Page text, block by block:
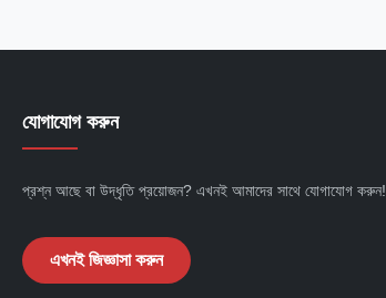
যোগাযোগ করুন
প্রশ্ন আছে বা উদ্ধৃতি প্রয়োজন? এখনই আমাদের সাথে যোগাযোগ করুন!
এখনই জিজ্ঞাসা করুন